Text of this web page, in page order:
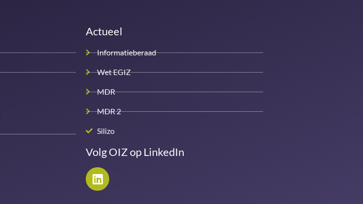
Actueel
Informatieberaad
Wet EGIZ
MDR
MDR 2
Silizo
Volg OIZ op LinkedIn